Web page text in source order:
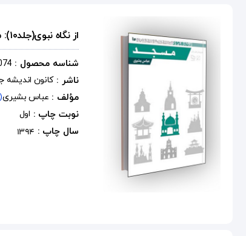
از نگاه نبوی(جلد۱۰): مسجد
شناسه محصول :
ناشر : کانون اندیشه
مؤلف : عباس بشیری
نوبت چاپ : اول
سال چاپ : 1394